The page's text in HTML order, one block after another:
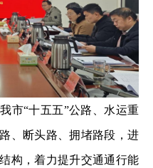
“十五五”公路、水运重
、断头路、拥堵路段，进
构，着力提升交通通行能